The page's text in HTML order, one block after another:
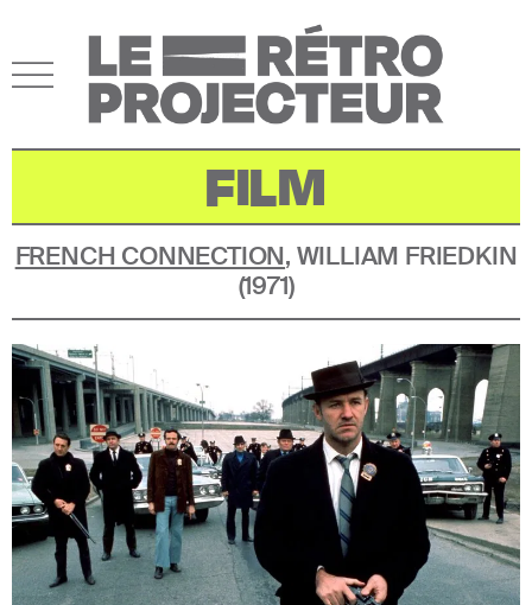
FILM
FRENCH CONNECTION, WILLIAM FRIEDKIN
(1971)